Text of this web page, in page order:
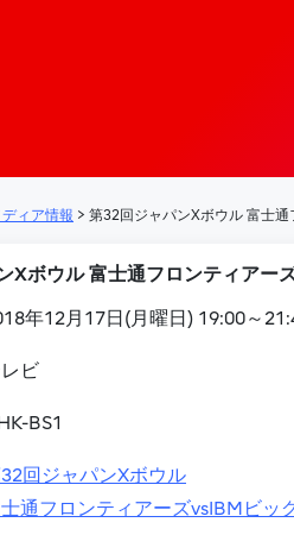
ン
ディア情報 > 第32回ジャパンXボウル 富士
Xボウル 富士通フロンティアー
年12月17日(月曜日) 19:00～
ビ
BS1
回ジャパンXボウル
通フロンティアーズvsIBMビッ